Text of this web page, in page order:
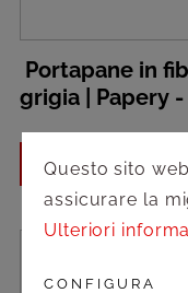
Portapane in
grigia | Papery
Questo sito
assicurare la
Ulteriori
CONFIGURA